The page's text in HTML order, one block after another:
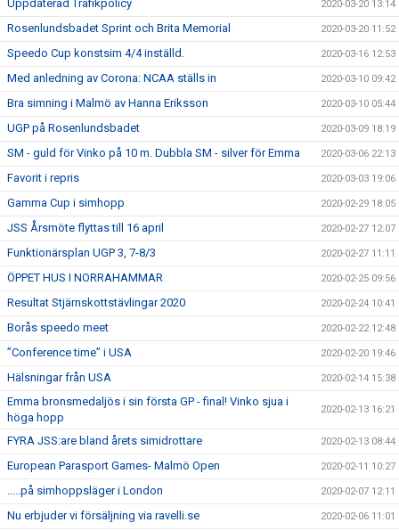
Uppdaterad Trafikpolicy 2020-03-20 13:14
Rosenlundsbadet Sprint och Brita Memorial 2020-03-20 11:52
Speedo Cup konstsim 4/4 inställd. 2020-03-16 12:53
Med anledning av Corona: NCAA ställs in 2020-03-10 09:42
Bra simning i Malmö av Hanna Eriksson 2020-03-10 05:44
UGP på Rosenlundsbadet 2020-03-09 18:19
SM - guld för Vinko på 10 m. Dubbla SM - silver för Emma 2020-03-06 22:13
Favorit i repris 2020-03-03 19:06
Gamma Cup i simhopp 2020-02-29 18:05
JSS Årsmöte flyttas till 16 april 2020-02-27 12:07
Funktionärsplan UGP 3, 7-8/3 2020-02-27 11:11
ÖPPET HUS I NORRAHAMMAR 2020-02-25 09:56
Resultat Stjärnskottstävlingar 2020 2020-02-24 10:41
Borås speedo meet 2020-02-22 12:48
”Conference time” i USA 2020-02-20 19:46
Hälsningar från USA 2020-02-14 15:38
Emma bronsmedaljös i sin första GP - final! Vinko sjua i
höga hopp
2020-02-13 16:21
FYRA JSS:are bland årets simidrottare 2020-02-13 08:44
European Parasport Games- Malmö Open 2020-02-11 10:27
.....på simhoppsläger i London 2020-02-07 12:11
Nu erbjuder vi försäljning via ravelli.se 2020-02-06 11:01